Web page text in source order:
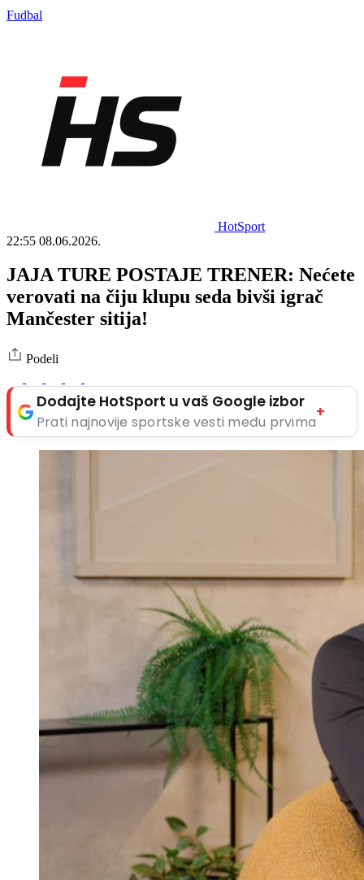
Fudbal
HotSport
22:55 08.06.2026.
JAJA TURE POSTAJE TRENER: Nećete
verovati na čiju klupu seda bivši igrač
Mančester sitija!
Podeli
Dodajte HotSport u vaš Google izbor
Prati najnovije sportske vesti među prvima
+